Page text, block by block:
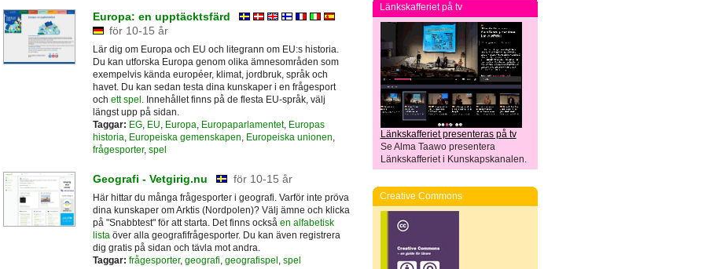
Europa: en upptäcktsfärd
för 10-15 år
Lär dig om Europa och EU och litegrann om EU:s historia.
Du kan utforska Europa genom olika ämnesområden som
exempelvis kända européer, klimat, jordbruk, språk och
havet. Du kan sedan testa dina kunskaper i en frågesport
och ett spel . Innehållet finns på de flesta EU-språk, välj
längst upp på sidan.
Taggar: EG, EU, Europa, Europaparlamentet, Europas
historia, Europeiska gemenskapen, Europeiska unionen,
frågesporter, spel
Geografi - Vetgirig.nu för 10-15 år
Här hittar du många frågesporter i geografi. Varför inte pröva
dina kunskaper om Arktis (Nordpolen)? Välj ämne och klicka
på "Snabbtest" för att starta. Det finns också en alfabetisk
listaöver alla geografifrågesporter. Du kan även registrera
dig gratis på sidan och tävla mot andra.
Taggar: frågesporter, geografi, geografispel, spel
Länkskafferiet på tv
Länkskafferiet presenteras på tv
Se Alma Taawo presentera
Länkskafferiet i Kunskapskanalen.
Creative Commons